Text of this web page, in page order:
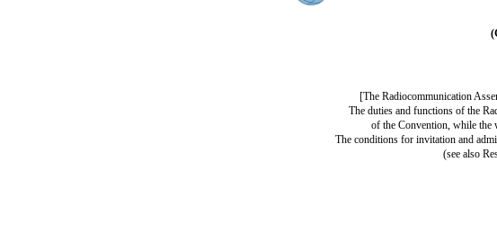
[The Radiocommunication
The duties and functions of the
of the Convention, while the
The conditions for invitation and
(see also